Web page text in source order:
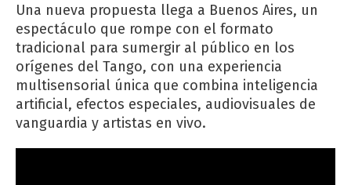
Una nueva propuesta llega a Buenos Aires, un
espectáculo que rompe con el formato
tradicional para sumergir al público en los
orígenes del Tango, con una experiencia
multisensorial única que combina inteligencia
artificial, efectos especiales, audiovisuales de
vanguardia y artistas en vivo.